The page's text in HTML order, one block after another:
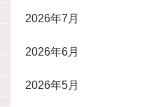
2026年7月
2026年6月
2026年5月